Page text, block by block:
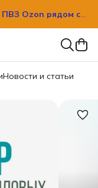
ПВЗ Ozon рядом с
ПВЗ Ozon рядом с
Новости и статьи